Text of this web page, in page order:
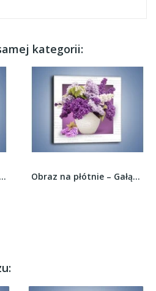
kategorii:
Obraz na płótnie – Tulipan w słonecznej oprawie... Obraz na płótnie – Gałązki bzu i wazon –...